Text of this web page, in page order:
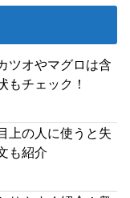
ツオやマグロは含
もチェック！
上の人に使うと失
も紹介